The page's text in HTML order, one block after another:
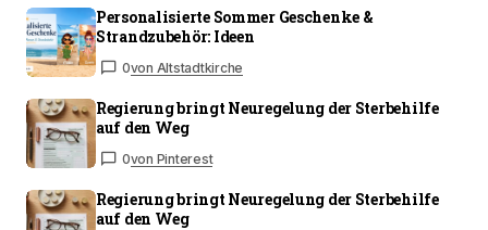
Personalisierte Sommer Geschenke &
Strandzubehör: Ideen
0von Altstadtkirche
Regierung bringt Neuregelung der Sterbehilfe
auf den Weg
0von Pinterest
Regierung bringt Neuregelung der Sterbehilfe
auf den Weg